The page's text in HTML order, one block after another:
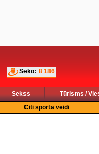
Seko: 8 186
Sekss
Tūrisms /
Citi sporta veidi